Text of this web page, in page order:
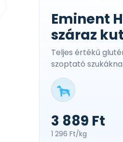
Eminent
száraz
Teljes értékű
szoptató
3 889 Ft
1 296 Ft/kg